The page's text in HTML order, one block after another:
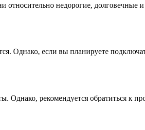
недорогие,
Однако, если вы планируете
Однако, рекомендуется обратиться к